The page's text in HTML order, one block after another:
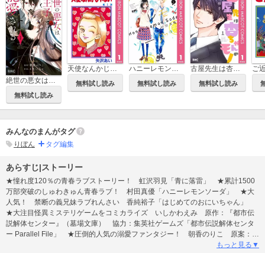
絶世の悪女は魔王子さまに寵愛される
無料試し読み
天使なんかじゃない
無料試し読み
ハニーレモンソーダ
無料試し読み
古屋先生は杏ちゃんのモノ
無料試し読み
ご
みんなのまんがタグ
りぼん タグ編集
あらすじ|ストーリー
★憧れ度120％の青春ラブストーリー！ 虹沢羽見「青に落雷」 ★累計1500
万部突破のしゅわきゅん青春ラブ！ 村田真優「ハニーレモンソーダ」 ★大
人気！ 禁断の義兄妹ラブれんさい 香純裕子「はじめてのおにいちゃん」
★大注目怪異ミステリゲームをコミカライズ いしかわえみ 原作：『都市伝
説解体センター』（墓場文庫） 協力：集英社ゲームズ「都市伝説解体センタ
ー Parallel File」 ★圧倒的人気の溺愛ファンタジー！ 朝香のりこ 原案：＊
あいら＊「絶世の悪女は魔王子さまに寵愛される」 ★推し活ドリームラブコ
もっと見る▼